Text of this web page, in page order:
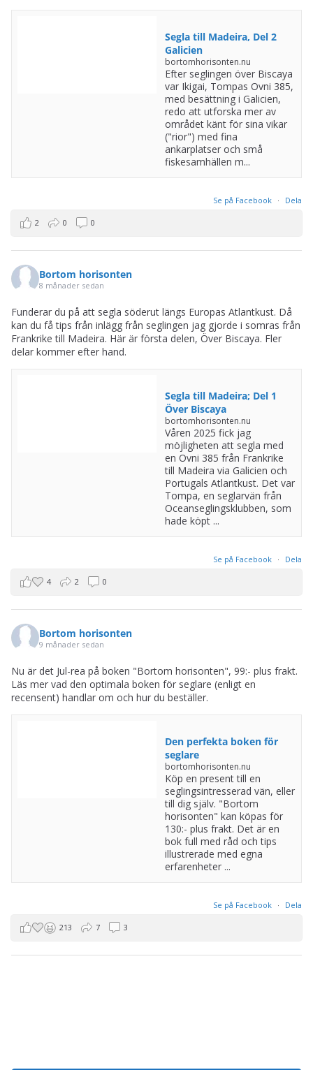
Segla till Madeira, Del 2
Galicien
bortomhorisonten.nu
Efter seglingen över Biscaya
var Ikigai, Tompas Ovni 385,
med besättning i Galicien,
redo att utforska mer av
området känt för sina vikar
("rior") med fina
ankarplatser och små
fiskesamhällen m...
Se på Facebook · Dela
2 0 0
Bortom horisonten
8 månader sedan
Funderar du på att segla söderut längs Europas Atlantkust. Då
kan du få tips från inlägg från seglingen jag gjorde i somras från
Frankrike till Madeira. Här är första delen, Över Biscaya. Fler
delar kommer efter hand.
Segla till Madeira; Del 1
Över Biscaya
bortomhorisonten.nu
Våren 2025 fick jag
möjligheten att segla med
en Ovni 385 från Frankrike
till Madeira via Galicien och
Portugals Atlantkust. Det var
Tompa, en seglarvän från
Oceanseglingsklubben, som
hade köpt ...
Se på Facebook · Dela
4 2 0
Bortom horisonten
9 månader sedan
Nu är det Jul-rea på boken "Bortom horisonten", 99:- plus frakt.
Läs mer vad den optimala boken för seglare (enligt en
recensent) handlar om och hur du beställer.
Den perfekta boken för
seglare
bortomhorisonten.nu
Köp en present till en
seglingsintresserad vän, eller
till dig själv. "Bortom
horisonten" kan köpas för
130:- plus frakt. Det är en
bok full med råd och tips
illustrerade med egna
erfarenheter ...
Se på Facebook · Dela
213 7 3